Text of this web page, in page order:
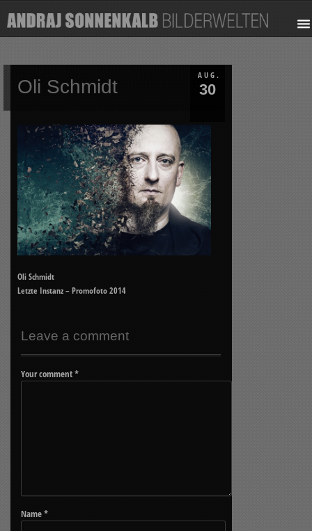
AUG.
30
Oli Schmidt
Oli Schmidt
Letzte Instanz – Promofoto 2014
Leave a comment
Your comment*
Name*